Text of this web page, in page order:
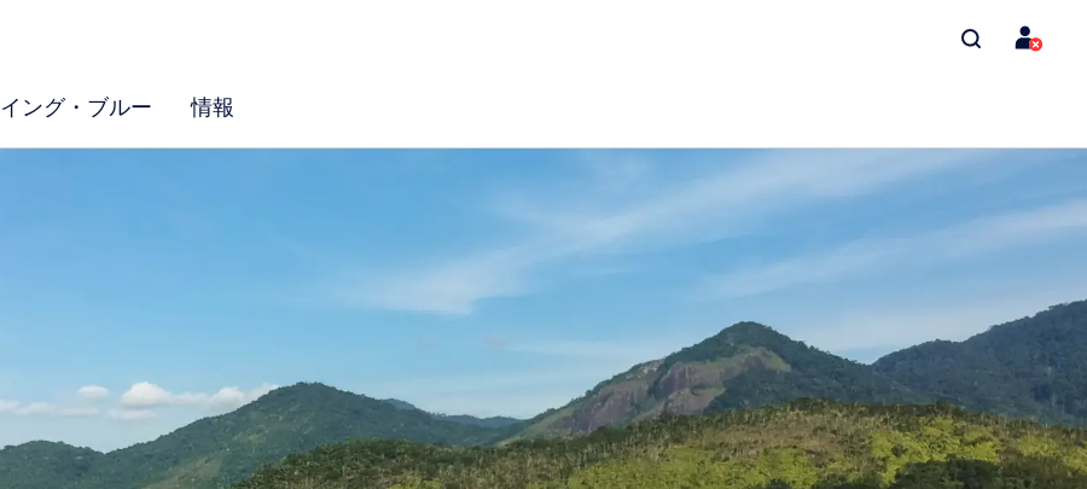
ング・ブルー 情報